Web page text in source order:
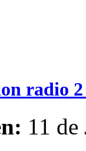
radio
11